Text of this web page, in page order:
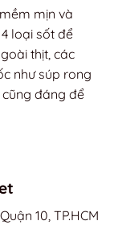
mịn và
loại sốt để
thịt, các
như súp rong
đáng để
10, TP.HCM